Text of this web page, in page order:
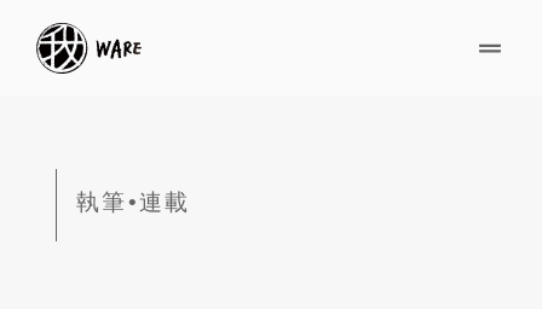
執筆•連載